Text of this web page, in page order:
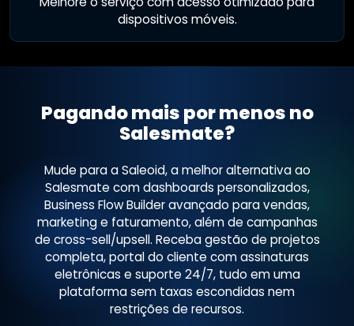
dispositivos móveis.
Pagando mais por menos no
Salesmate?
Mude para a Saleoid, a melhor alternativa ao
Salesmate com dashboards personalizados,
Business Flow Builder avançado para vendas,
marketing e faturamento, além de campanhas
de cross-sell/upsell. Receba gestão de projetos
completa, portal do cliente com assinaturas
eletrônicas e suporte 24/7, tudo em uma
plataforma sem taxas escondidas nem
restrições de recursos.